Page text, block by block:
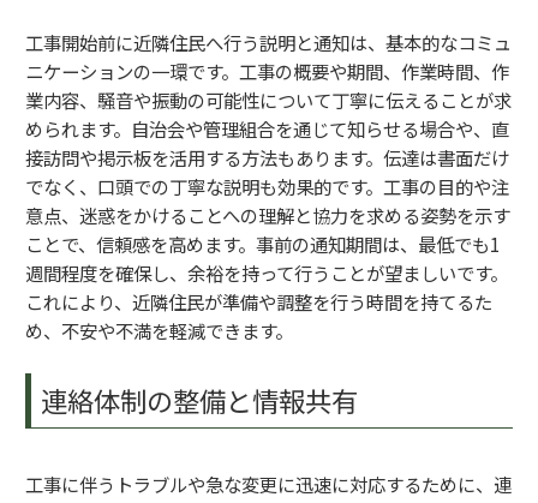
工事開始前に近隣住民へ行う説明と通知は、基本的なコミュ
ニケーションの一環です。工事の概要や期間、作業時間、作
業内容、騒音や振動の可能性について丁寧に伝えることが求
められます。自治会や管理組合を通じて知らせる場合や、直
接訪問や掲示板を活用する方法もあります。伝達は書面だけ
でなく、口頭での丁寧な説明も効果的です。工事の目的や注
意点、迷惑をかけることへの理解と協力を求める姿勢を示す
ことで、信頼感を高めます。事前の通知期間は、最低でも1
週間程度を確保し、余裕を持って行うことが望ましいです。
これにより、近隣住民が準備や調整を行う時間を持てるた
め、不安や不満を軽減できます。
連絡体制の整備と情報共有
工事に伴うトラブルや急な変更に迅速に対応するために、連